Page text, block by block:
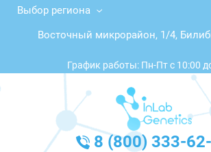
Выбор региона
Восточный микрорайон, 1/4,
График работы: Пн-Пт с 10:00
8 (800) 333-